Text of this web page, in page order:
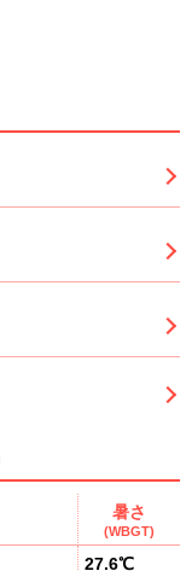
暑さ
(WBGT)
27.6℃